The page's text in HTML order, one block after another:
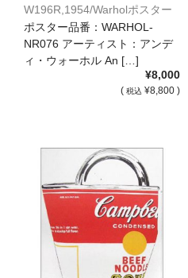
W196R,1954/Warholポスター
[NR076]
ポスター品番：WARHOL-
NR076 アーティスト：アンデ
ィ・ウォーホル An […]
¥8,000
( 税込 ¥8,800 )